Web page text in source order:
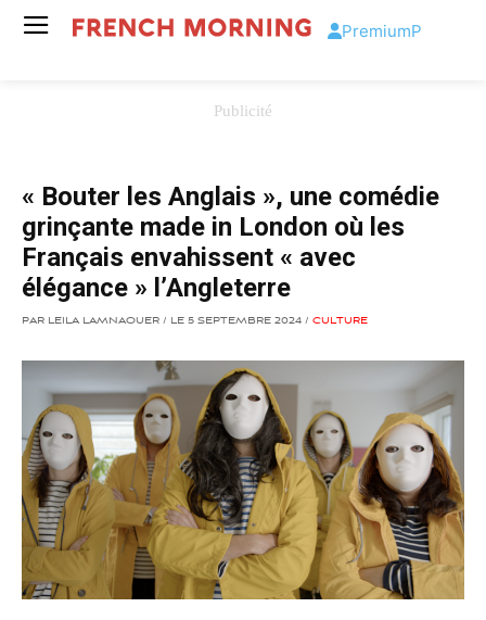
PremiumP
« Bouter les Anglais », une comédie
grinçante made in London où les
Français envahissent « avec
élégance » l’Angleterre
PAR LEILA LAMNAOUER / LE 5 SEPTEMBRE 2024 / CULTURE